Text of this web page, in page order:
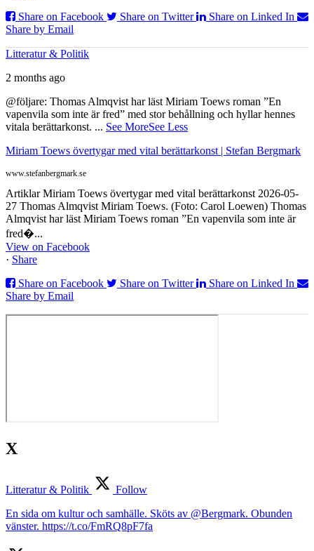
Share on Facebook
Share on Twitter
Share on Linked In
Share by Email
Litteratur & Politik
2 months ago
@följare: Thomas Almqvist har läst Miriam Toews roman ”En
vapenvila som inte är fred” med stor behållning och hyllar hennes
vitala berättarkonst. ... See MoreSee Less
Miriam Toews övertygar med vital berättarkonst | Stefan Bergmark
www.stefanbergmark.se
Artiklar Miriam Toews övertygar med vital berättarkonst 2026-05-
27 Thomas Almqvist Miriam Toews. (Foto: Carol Loewen) Thomas
Almqvist har läst Miriam Toews roman ”En vapenvila som inte är
fred�...
View on Facebook
· Share
Share on Facebook
Share on Twitter
Share on Linked In
Share by Email
X
Litteratur & Politik
Follow
En sida om kultur och samhälle. Sköts av @Bergmark. Obunden
vänster. https://t.co/FmRQ8pF7fa